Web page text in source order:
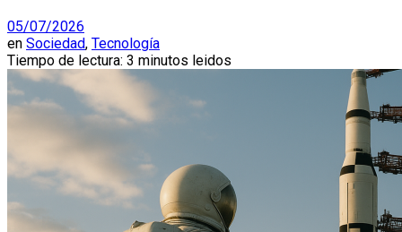
05/07/2026
en Sociedad, Tecnología
Tiempo de lectura: 3 minutos leidos